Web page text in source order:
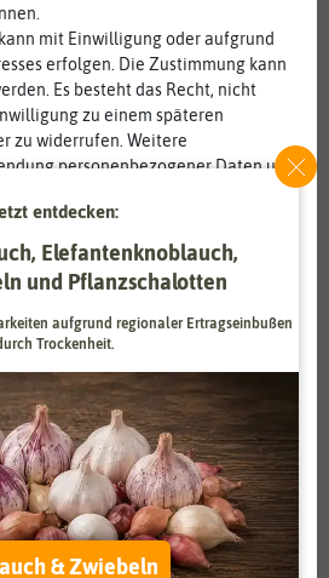
durch berühren
mit Einwilligung oder aufgrund
erfolgen. Die Zustimmung kann
Es besteht das Recht, nicht
zu einem späteren
zu widerrufen. Weitere
personenbezogener Daten und
Statistik
Marketing
Funktional
akzeptieren
Alle ablehnen
akzeptieren
entdecken:
Elefantenknoblauch,
und Pflanzschalotten
aufgrund regionaler Ertragseinbußen
Trockenheit.
& Zwiebeln